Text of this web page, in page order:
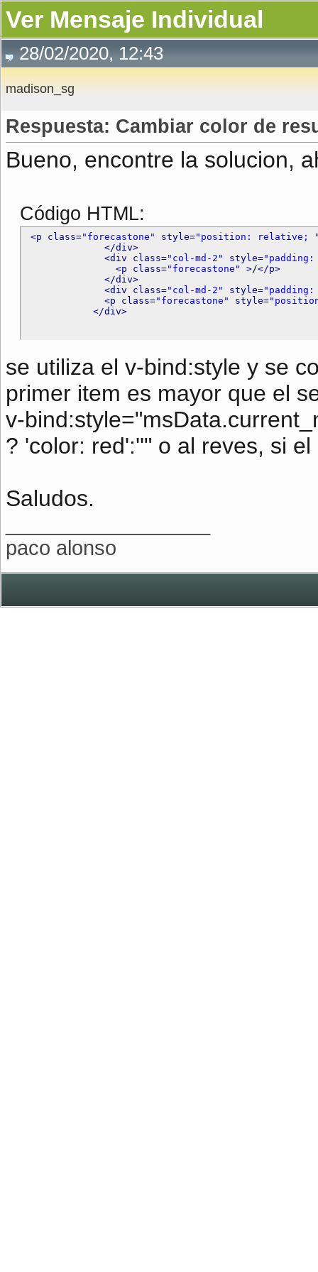
Ver Mensaje Individual
28/02/2020, 12:43
madison_sg
Respuesta: Cambiar color de
Bueno, encontre la solucion,
Código HTML:
<p class="forecastone" style="position: relative;
</div>
<div class="col-md-2" style=
<p class="forecastone" >/</p>
</div>
<div class="col-md-2" style=
<p class="forecastone" style=
</div>
se utiliza el v-bind:style y se
primer item es mayor que el
v-
? 'color: red':''" o al reves, si
Saludos.
paco alonso